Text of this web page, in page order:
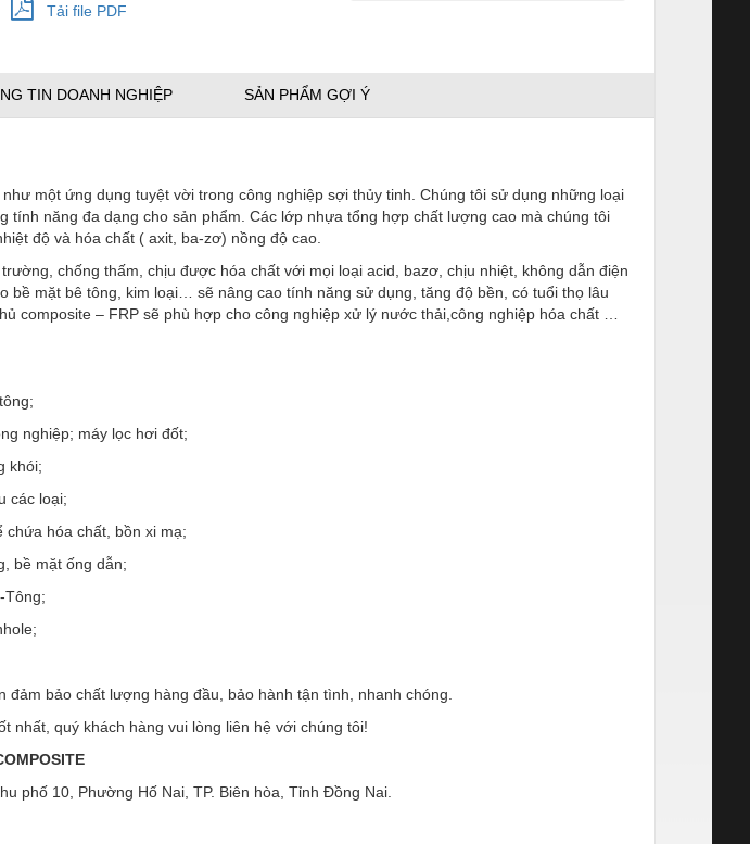
Tải file PDF
TIN DOANH NGHIỆP SẢN PHẨM GỢI Ý
một ứng dụng tuyệt vời trong công nghiệp sợi thủy tinh. Chúng tôi sử dụng những loại
tính năng đa dạng cho sản phẩm. Các lớp nhựa tổng hợp chất lượng cao mà chúng tôi
độ và hóa chất ( axit, ba-zơ) nồng độ cao.
chống thấm, chịu được hóa chất với mọi loại acid, bazơ, chịu nhiệt, không dẫn điện
bề mặt bê tông, kim loại… sẽ nâng cao tính năng sử dụng, tăng độ bền, có tuổi thọ lâu
composite – FRP sẽ phù hợp cho công nghiệp xử lý nước thải,công nghiệp hóa chất …
nghiệp; máy lọc hơi đốt;
khói;
các loại;
chứa hóa chất, bồn xi mạ;
bề mặt ống dẫn;
Tông;
đảm bảo chất lượng hàng đầu, bảo hành tận tình, nhanh chóng.
nhất, quý khách hàng vui lòng liên hệ với chúng tôi!
phố 10, Phường Hố Nai, TP. Biên hòa, Tỉnh Đồng Nai.